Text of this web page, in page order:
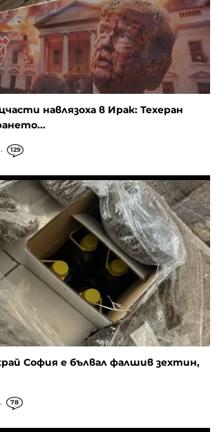
навлязоха в Ирак: Техеран
129
София е бълвал фалшив зехтин,
78